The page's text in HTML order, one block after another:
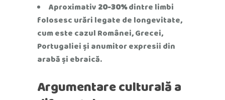
Aproximativ 20-30%dintre limbi
folosesc urări legate de longevitate,
cum este cazul Românei, Grecei,
Portugaliei și anumitor expresii din
arabă și ebraică.
Argumentare culturală a